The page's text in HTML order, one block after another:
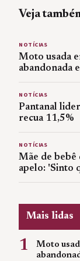
Veja
NOTÍCIAS
Moto usada
abandonada
NOTÍCIAS
Pantanal
recua 11,5%
NOTÍCIAS
Mãe de bebê
apelo: 'Sinto
Mais lidas
1
Moto